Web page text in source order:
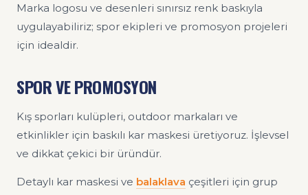
Marka logosu ve desenleri sınırsız renk baskıyla
uygulayabiliriz; spor ekipleri ve promosyon projeleri
için idealdir.
SPOR VE PROMOSYON
Kış sporları kulüpleri, outdoor markaları ve
etkinlikler için baskılı kar maskesi üretiyoruz. İşlevsel
ve dikkat çekici bir üründür.
Detaylı kar maskesi ve balaklava çeşitleri için grup